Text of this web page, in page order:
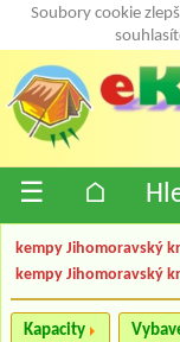
Soubory cookie
☰ ⌂
kempy Jihomoravský
kempy Jihomoravský
Kapacity